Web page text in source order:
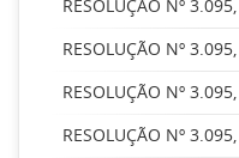
RESOLUÇÃO Nº
RESOLUÇÃO Nº
RESOLUÇÃO Nº
RESOLUÇÃO Nº